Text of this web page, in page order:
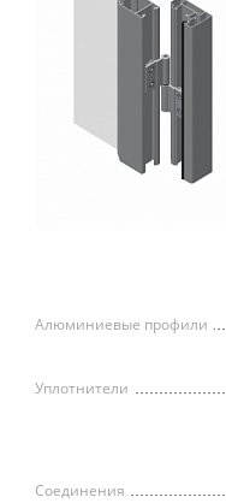
Алюминиевые профили
Уплотнители
Соединения